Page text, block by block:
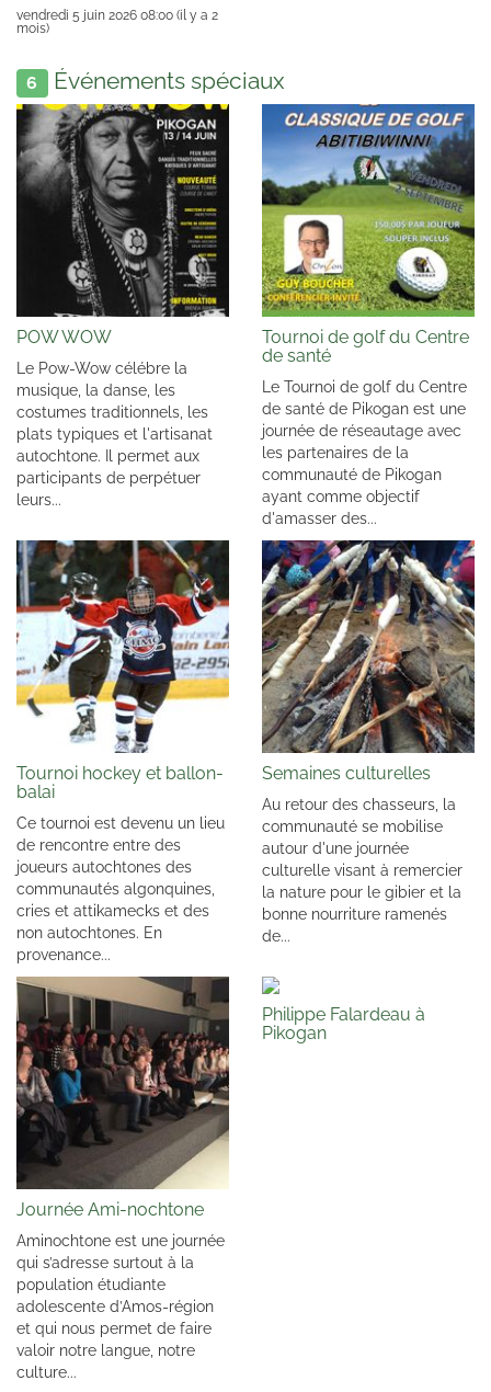
vendredi 5 juin 2026 08:00 (il y a 2
mois)
6 Événements spéciaux
POW WOW
Le Pow-Wow célébre la
musique, la danse, les
costumes traditionnels, les
plats typiques et l'artisanat
autochtone. Il permet aux
participants de perpétuer
leurs...
Tournoi de golf du Centre
de santé
Le Tournoi de golf du Centre
de santé de Pikogan est une
journée de réseautage avec
les partenaires de la
communauté de Pikogan
ayant comme objectif
d'amasser des...
Tournoi hockey et ballon-
balai
Ce tournoi est devenu un lieu
de rencontre entre des
joueurs autochtones des
communautés algonquines,
cries et attikamecks et des
non autochtones. En
provenance...
Semaines culturelles
Au retour des chasseurs, la
communauté se mobilise
autour d'une journée
culturelle visant à remercier
la nature pour le gibier et la
bonne nourriture ramenés
de...
Journée Ami-nochtone
Aminochtone est une journée
qui s’adresse surtout à la
population étudiante
adolescente d’Amos-région
et qui nous permet de faire
valoir notre langue, notre
culture...
Philippe Falardeau à
Pikogan